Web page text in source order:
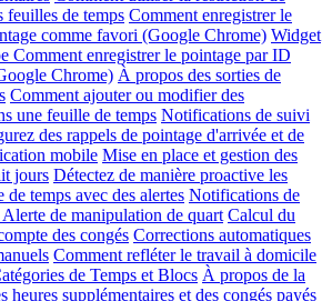
feuilles de temps Comment enregistrer le
comme favori (Google Chrome) Widget
Comment enregistrer le pointage par ID
Chrome) À propos des sorties de
Comment ajouter ou modifier des
une feuille de temps Notifications de suivi
des rappels de pointage d'arrivée et de
mobile Mise en place et gestion des
jours Détectez de manière proactive les
de temps avec des alertes Notifications de
de manipulation de quart Calcul du
des congés Corrections automatiques
Comment refléter le travail à domicile
de Temps et Blocs À propos de la
heures supplémentaires et des congés payés